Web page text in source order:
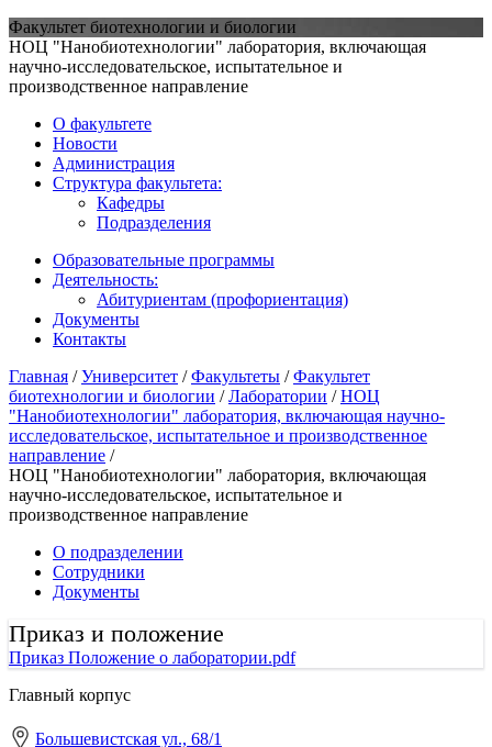
Факультет биотехнологии и биологии
НОЦ "Нанобиотехнологии" лаборатория, включающая
научно-исследовательское, испытательное и
производственное направление
О факультете
Новости
Администрация
Структура факультета:
Кафедры
Подразделения
Образовательные программы
Деятельность:
Абитуриентам (профориентация)
Документы
Контакты
Главная /Университет /Факультеты /Факультет
биотехнологии и биологии /Лаборатории /НОЦ
"Нанобиотехнологии" лаборатория, включающая научно-
исследовательское, испытательное и производственное
направление /
НОЦ "Нанобиотехнологии" лаборатория, включающая
научно-исследовательское, испытательное и
производственное направление
О подразделении
Сотрудники
Документы
Приказ и положение
Приказ Положение о лаборатории.pdf
Главный корпус
Большевистская ул., 68/1